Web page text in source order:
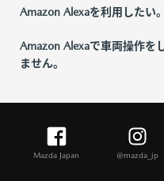
Amazon Alexaを利用したい
Amazon Alexaで車両操作を
ません。
Mazda Japan @mazda_jp